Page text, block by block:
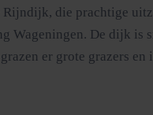
die prachtige
Wageningen. De dijk is
er grote grazers